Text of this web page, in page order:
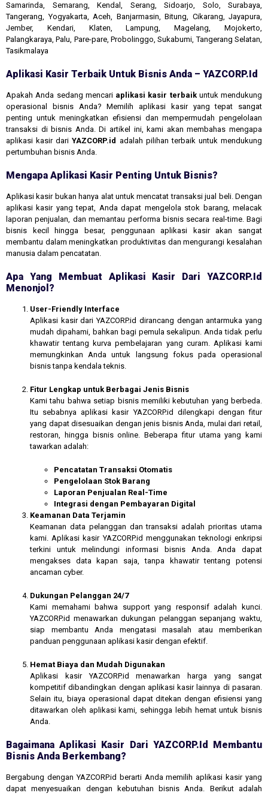
Samarinda, Semarang, Kendal, Serang, Sidoarjo, Solo, Surabaya,
Tangerang, Yogyakarta, Aceh, Banjarmasin, Bitung, Cikarang, Jayapura,
Jember, Kendari, Klaten, Lampung, Magelang, Mojokerto,
Palangkaraya, Palu, Pare-pare, Probolinggo, Sukabumi, Tangerang Selatan,
Tasikmalaya
Aplikasi Kasir Terbaik Untuk Bisnis Anda – YAZCORP.id
Apakah Anda sedang mencari aplikasi kasir terbaikuntuk mendukung
operasional bisnis Anda? Memilih aplikasi kasir yang tepat sangat
penting untuk meningkatkan efisiensi dan mempermudah pengelolaan
transaksi di bisnis Anda. Di artikel ini, kami akan membahas mengapa
aplikasi kasir dariYAZCORP.id adalah pilihan terbaik untuk mendukung
pertumbuhan bisnis Anda.
Mengapa Aplikasi Kasir Penting Untuk Bisnis?
Aplikasi kasir bukan hanya alat untuk mencatat transaksi jual beli. Dengan
aplikasi kasir yang tepat, Anda dapat mengelola stok barang, melacak
laporan penjualan, dan memantau performa bisnis secara real-time. Bagi
bisnis kecil hingga besar, penggunaan aplikasi kasir akan sangat
membantu dalam meningkatkan produktivitas dan mengurangi kesalahan
manusia dalam pencatatan.
Apa Yang Membuat Aplikasi Kasir Dari YAZCORP.id
Menonjol?
User-Friendly Interface
Aplikasi kasir dari YAZCORP.id dirancang dengan antarmuka yang
mudah dipahami, bahkan bagi pemula sekalipun. Anda tidak perlu
khawatir tentang kurva pembelajaran yang curam. Aplikasi kami
memungkinkan Anda untuk langsung fokus pada operasional
bisnis tanpa kendala teknis.
Fitur Lengkap untuk Berbagai Jenis Bisnis
Kami tahu bahwa setiap bisnis memiliki kebutuhan yang berbeda.
Itu sebabnya aplikasi kasir YAZCORP.id dilengkapi dengan fitur
yang dapat disesuaikan dengan jenis bisnis Anda, mulai dari retail,
restoran, hingga bisnis online. Beberapa fitur utama yang kami
tawarkan adalah:
Pencatatan Transaksi Otomatis
Pengelolaan Stok Barang
Laporan Penjualan Real-Time
Integrasi dengan Pembayaran Digital
Keamanan Data Terjamin
Keamanan data pelanggan dan transaksi adalah prioritas utama
kami. Aplikasi kasir YAZCORP.id menggunakan teknologi enkripsi
terkini untuk melindungi informasi bisnis Anda. Anda dapat
mengakses data kapan saja, tanpa khawatir tentang potensi
ancaman cyber.
Dukungan Pelanggan 24/7
Kami memahami bahwa support yang responsif adalah kunci.
YAZCORP.id menawarkan dukungan pelanggan sepanjang waktu,
siap membantu Anda mengatasi masalah atau memberikan
panduan penggunaan aplikasi kasir dengan efektif.
Hemat Biaya dan Mudah Digunakan
Aplikasi kasir YAZCORP.id menawarkan harga yang sangat
kompetitif dibandingkan dengan aplikasi kasir lainnya di pasaran.
Selain itu, biaya operasional dapat ditekan dengan efisiensi yang
ditawarkan oleh aplikasi kami, sehingga lebih hemat untuk bisnis
Anda.
Bagaimana Aplikasi Kasir Dari YAZCORP.id Membantu
Bisnis Anda Berkembang?
Bergabung dengan YAZCORP.id berarti Anda memilih aplikasi kasir yang
dapat menyesuaikan dengan kebutuhan bisnis Anda. Berikut adalah